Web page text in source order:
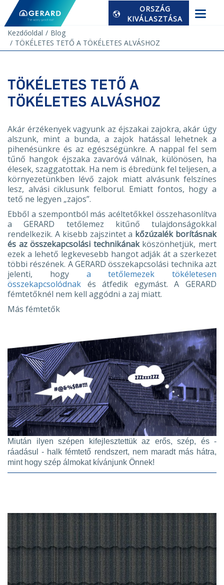
ORSZÁG
KIVÁLASZTÁSA
Kezdőoldal
Blog
TÖKÉLETES TETŐ A TÖKÉLETES ALVÁSHOZ
TÖKÉLETES TETŐ A
TÖKÉLETES ALVÁSHOZ
Akár érzékenyek vagyunk az éjszakai zajokra, akár úgy
alszunk, mint a bunda, a zajok hatással lehetnek a
pihenésünkre és az egészségünkre. A nappal fel sem
tűnő hangok éjszaka zavaróvá válnak, különösen, ha
élesek, szaggatottak. Ha nem is ébredünk fel teljesen, a
környezetünkben lévő zajok miatt alvásunk felszínes
lesz, alvási ciklusunk felborul. Emiatt fontos, hogy a
tető ne legyen „zajos”.
Ebből a szempontból más acéltetőkkel összehasonlítva
a GERARD tetőlemez kitűnő tulajdonságokkal
rendelkezik. A kisebb zajszintet a kőzúzalék borításnak
és az összekapcsolási technikánakköszönhetjük, mert
ezek a lehető legkevesebb hangot adják át a szerkezet
többi részének. A GERARD összekapcsolási technika azt
jelenti, hogy a tetőlemezek tökéletesen
összekapcsolódnak és átfedik egymást. A GERARD
fémtetőknél nem kell aggódni a zaj miatt.
Más fémtetők
Miután ilyen szépen kifejlesztettük az erős, szép, és -
ráadásul - halk fémtető rendszert, nem maradt más hátra,
mint hogy szép álmokat kívánjunk Önnek!